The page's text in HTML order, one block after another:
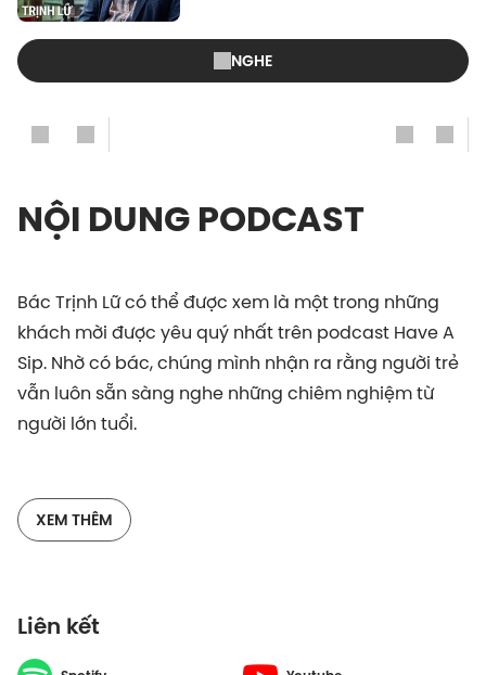
NGHE
NỘI DUNG PODCAST
Bác Trịnh Lữ có thể được xem là một trong những
khách mời được yêu quý nhất trên podcast Have A
Sip. Nhờ có bác, chúng mình nhận ra rằng người trẻ
vẫn luôn sẵn sàng nghe những chiêm nghiệm từ
người lớn tuổi.
Được nghe bác chuyện trò và chúc những điều
phúc lành dịp đầu năm thật là điều may mắn. Và
XEM THÊM
Liên kết